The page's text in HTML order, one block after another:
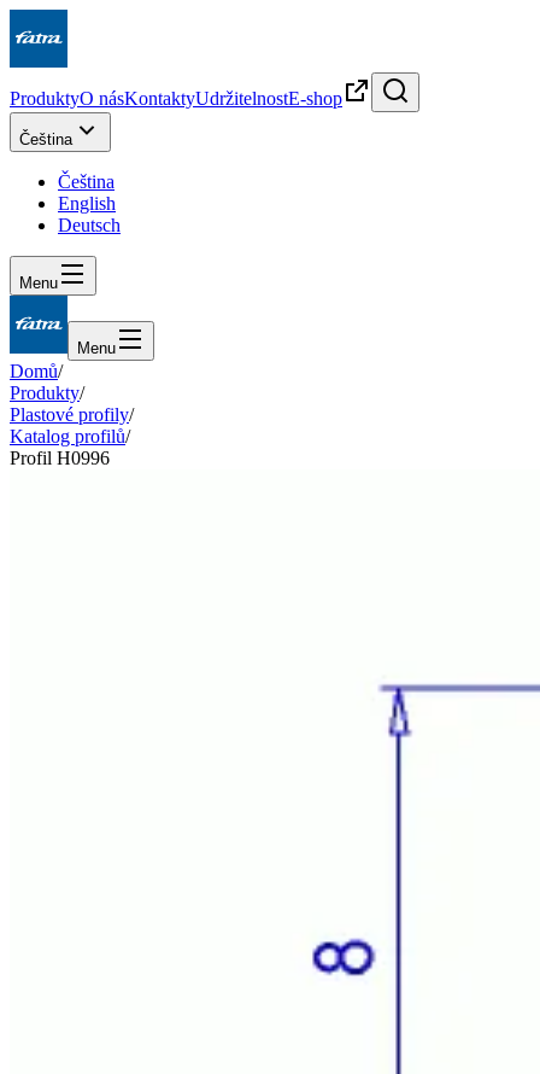
ProduktyO násKontaktyUdržitelnostE-shop
Čeština
Čeština
English
Deutsch
Menu
Menu
Domů/
Produkty/
Plastové profily/
Katalog profilů/
Profil H0996